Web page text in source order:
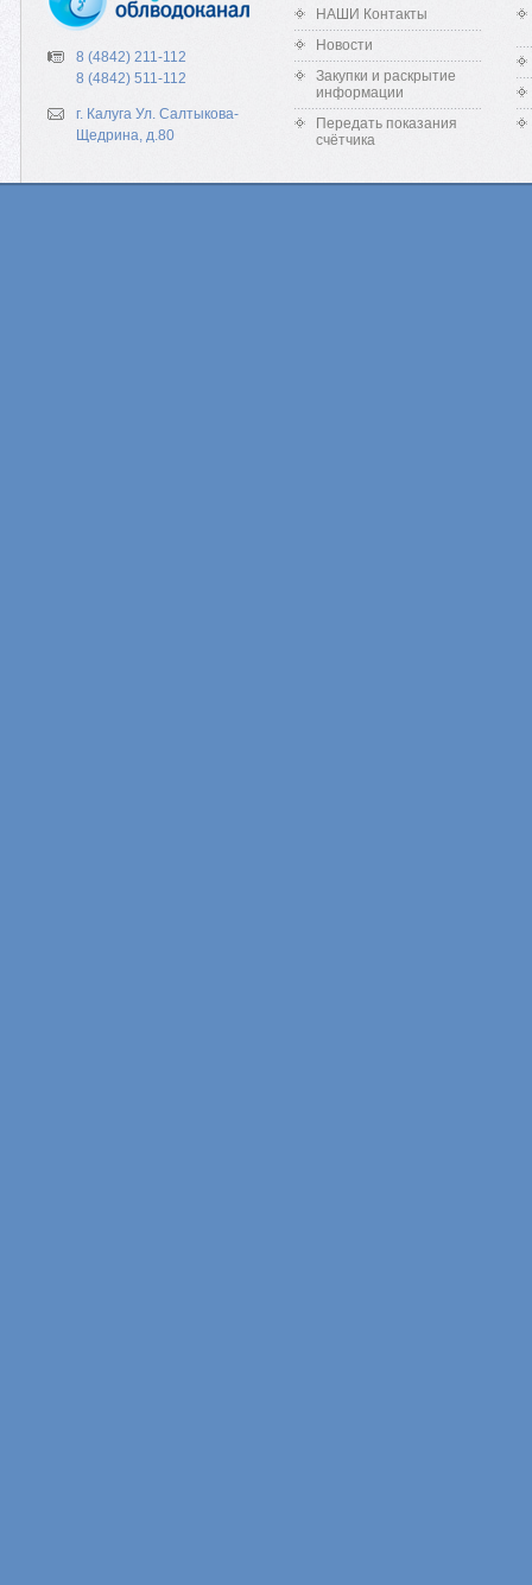
8 (4842) 211-112
8 (4842) 511-112
г. Калуга Ул. Салтыкова-
Щедрина, д.80
НАШИ Контакты
Новости
Закупки и раскрытие
информации
Передать показания
счётчика